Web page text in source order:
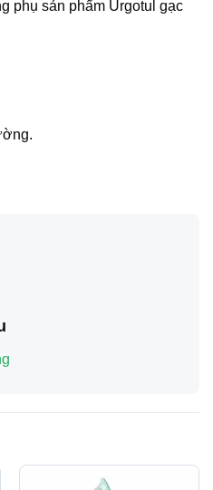
phụ sản phẩm Urgotul gạc